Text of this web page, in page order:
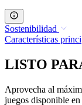
Sostenibilidad
Características
LISTO
Aprovecha al
juegos disponible